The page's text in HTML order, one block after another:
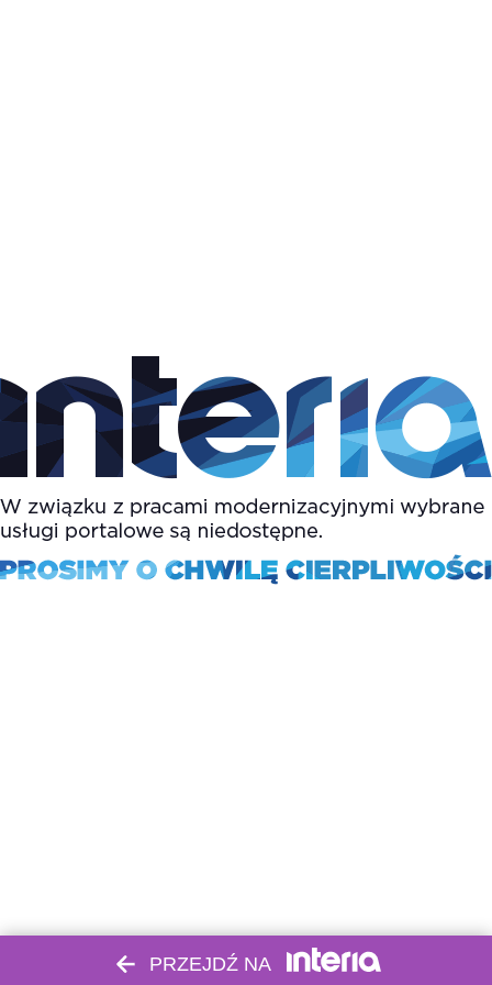
PRZEJDŹ NA